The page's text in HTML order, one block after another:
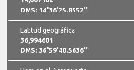
DMS: 14°36'25.8552''
Latitud geográfica
36,994601
DMS: 36°59'40.5636''